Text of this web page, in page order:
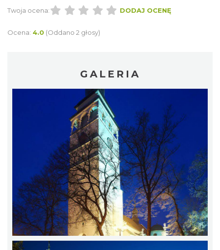
Twoja ocena: DODAJ OCENĘ
Ocena: 4.0 (Oddano 2 głosy)
GALERIA